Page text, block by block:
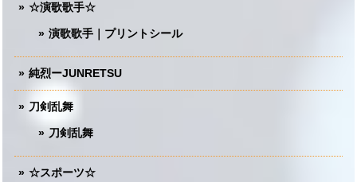
☆演歌歌手☆
演歌歌手｜プリントシール
純烈ーJUNRETSU
刀剣乱舞
刀剣乱舞
☆スポーツ☆